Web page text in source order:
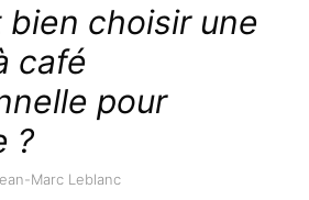
bien choisir une
café
pour
?
Marc Leblanc